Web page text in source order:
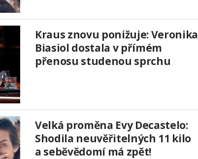
Kraus znovu ponižuje: Veronika
Biasiol dostala v přímém
přenosu studenou sprchu
Velká proměna Evy Decastelo:
Shodila neuvěřitelných 11 kilo
a seběvědomí má zpět!